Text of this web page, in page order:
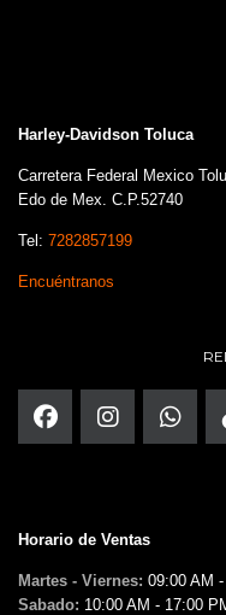
Harley-Davidson Toluca
Carretera Federal Mexico
Edo de Mex. C.P.52740
Tel: 7282857199
Encuéntranos
Horario de Ventas
Martes - Viernes: 09:00 AM
Sabado: 10:00 AM - 17:00